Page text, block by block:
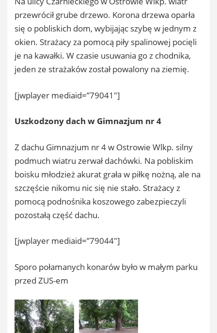
przewrócił grube drzewo. Korona drzewa oparła
się o pobliskich dom, wybijając szybę w jednym z
okien. Strażacy za pomocą piły spalinowej pocięli
je na kawałki. W czasie usuwania go z chodnika,
jeden ze strażaków został powalony na ziemię.
[jwplayer mediaid=”79041″]
Uszkodzony dach w Gimnazjum nr 4
Z dachu Gimnazjum nr 4 w Ostrowie Wlkp. silny
podmuch wiatru zerwał dachówki. Na pobliskim
boisku młodzież akurat grała w piłkę nożną, ale na
szczęście nikomu nic się nie stało. Strażacy z
pomocą podnośnika koszowego zabezpieczyli
pozostałą część dachu.
[jwplayer mediaid=”79044″]
Sporo połamanych konarów było w małym parku
przed ZUS-em